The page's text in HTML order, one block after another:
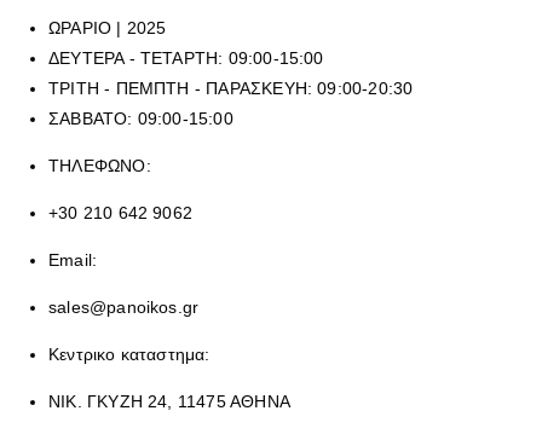
ΩΡΑΡΙΟ | 2025
ΔΕΥΤΕΡΑ - ΤΕΤΑΡΤΗ: 09:00-15:00
ΤΡΙΤΗ - ΠΕΜΠΤΗ - ΠΑΡΑΣΚΕΥΗ: 09:00-20:30
ΣΑΒΒΑΤΟ: 09:00-15:00
ΤΗΛΕΦΩΝΟ:
+30 210 642 9062
Email:
sales@panoikos.gr
Κεντρικο καταστημα:
ΝΙΚ. ΓΚΥΖΗ 24, 11475 ΑΘΗΝΑ